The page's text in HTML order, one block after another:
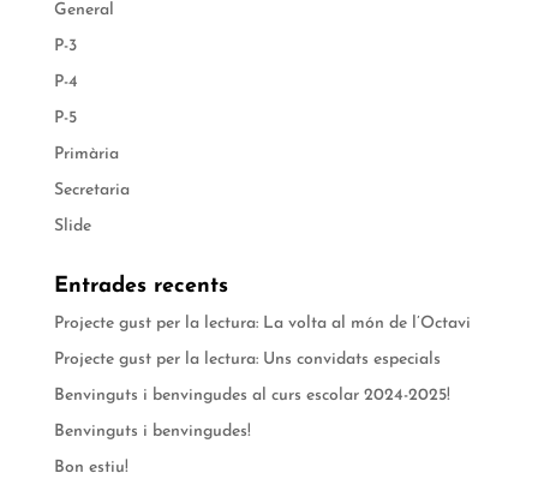
General
P-3
P-4
P-5
Primària
Secretaria
Slide
Entrades recents
Projecte gust per la lectura: La volta al món de l’Octavi
Projecte gust per la lectura: Uns convidats especials
Benvinguts i benvingudes al curs escolar 2024-2025!
Benvinguts i benvingudes!
Bon estiu!